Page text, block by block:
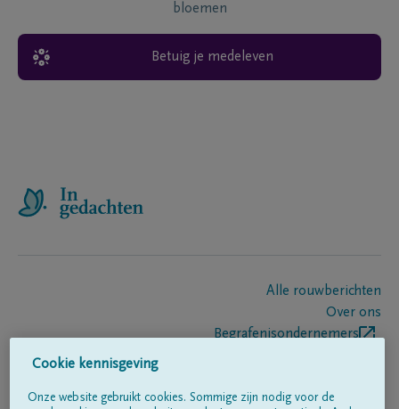
bloemen
Betuig je medeleven
Alle rouwberichten
Over ons
Begrafenisondernemers
Cookie kennisgeving
Onze website gebruikt cookies. Sommige zijn nodig voor de